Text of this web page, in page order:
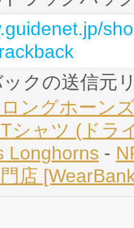
ックの送信元
ングホーン
シャツ (ドラ
Longhorns -
店